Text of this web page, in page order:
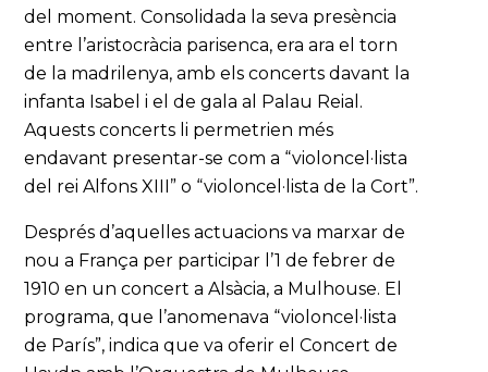
del moment. Consolidada la seva presència
entre l’aristocràcia parisenca, era ara el torn
de la madrilenya, amb els concerts davant la
infanta Isabel i el de gala al Palau Reial.
Aquests concerts li permetrien més
endavant presentar-se com a “violoncel·lista
del rei Alfons XIII” o “violoncel·lista de la Cort”.
Després d’aquelles actuacions va marxar de
nou a França per participar l’1 de febrer de
1910 en un concert a Alsàcia, a Mulhouse. El
programa, que l’anomenava “violoncel·lista
de París”, indica que va oferir el Concert de